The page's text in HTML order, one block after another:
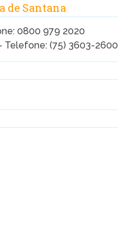
de Santana
0800 979 2020
Telefone: (75) 3603-2600